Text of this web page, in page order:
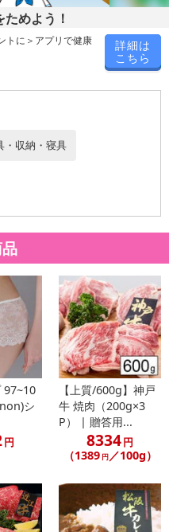
ためよう！
トに＞アプリで健康
詳細は
こちら
・収納・寝具
97~10
シ
円
【上質/600g】神戸
牛 焼肉（200g×3
P） | 贈答用...
8334円
（1389 円／100g）